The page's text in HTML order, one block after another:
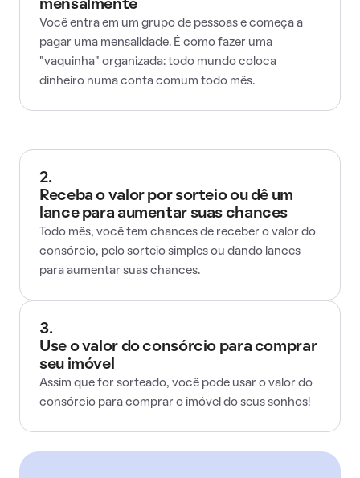
mensalmente
Você entra em um grupo de pessoas e começa a
pagar uma mensalidade. É como fazer uma
"vaquinha" organizada: todo mundo coloca
dinheiro numa conta comum todo mês.
2.
Receba o valor por sorteio ou dê um
lance para aumentar suas chances
Todo mês, você tem chances de receber o valor do
consórcio, pelo sorteio simples ou dando lances
para aumentar suas chances.
3.
Use o valor do consórcio para comprar
seu imóvel
Assim que for sorteado, você pode usar o valor do
consórcio para comprar o imóvel do seus sonhos!